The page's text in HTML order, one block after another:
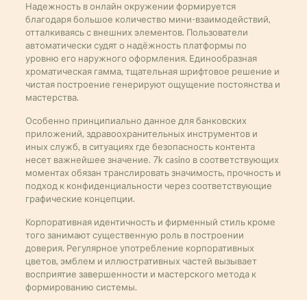
Надежность в онлайн окружении формируется
благодаря большое количество мини-взаимодействий,
отталкиваясь с внешних элементов. Пользователи
автоматически судят о надёжность платформы по
уровню его наружного оформления. Единообразная
хроматическая гамма, тщательная шрифтовое решение и
чистая построение генерируют ощущение постоянства и
мастерства.
Особенно принципиально данное для банковских
приложений, здравоохранительных инструментов и
иных служб, в ситуациях где безопасность контента
несет важнейшее значение. 7k casino в соответствующих
моментах обязан транслировать значимость, прочность и
подход к конфиденциальности через соответствующие
графические концепции.
Корпоративная идентичность и фирменный стиль кроме
того занимают существенную роль в построении
доверия. Регулярное употребление корпоративных
цветов, эмблем и иллюстративных частей вызывает
восприятие завершенности и мастерского метода к
формированию системы.